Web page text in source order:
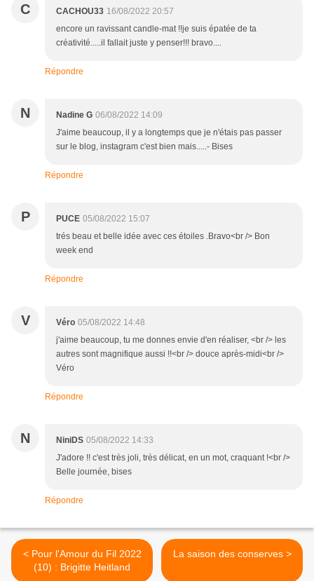
C CACHOU33 16/08/2022 20:57
encore un ravissant candle-mat !!je suis épatée de ta
créativité.....il fallait juste y penser!!! bravo....
Répondre
N Nadine G 06/08/2022 14:09
J'aime beaucoup, il y a longtemps que je n'étais pas passer
sur le blog, instagram c'est bien mais.....- Bises
Répondre
P PUCE 05/08/2022 15:07
trés beau et belle idée avec ces étoiles .Bravo<br /> Bon
week end
Répondre
V Véro 05/08/2022 14:48
j'aime beaucoup, tu me donnes envie d'en réaliser, <br /> les
autres sont magnifique aussi !!<br /> douce après-midi<br />
Véro
Répondre
N NiniDS 05/08/2022 14:33
J'adore !! c'est très joli, très délicat, en un mot, craquant !<br />
Belle journée, bises
Répondre
< Pour l'Amour du Fil 2022
(10) : Brigitte Heitland
La saison des conserves >